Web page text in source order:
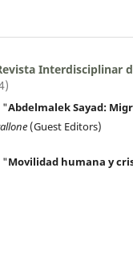
Interdisciplinar
"Abdelmalek Sayad:
(Guest Editors)
"Movilidad humana y